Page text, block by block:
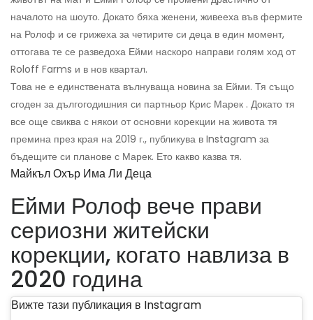
началото на шоуто. Докато бяха женени, живееха във фермите
на Ролоф и се грижеха за четирите си деца в един момент,
оттогава те се разведоха Ейми наскоро направи голям ход от
Roloff Farms и в нов квартал.
Това не е единствената вълнуваща новина за Ейми. Тя също
сгоден за дългогодишния си партньор Крис Марек . Докато тя
все още свиква с някои от основни корекции на живота тя
премина през края на 2019 г., публикува в Instagram за
бъдещите си планове с Марек. Ето какво казва тя.
Майкъл Охър Има Ли Деца
Ейми Ролоф вече прави
сериозни житейски
корекции, когато навлиза в
2020 година
Вижте тази публикация в Instagram